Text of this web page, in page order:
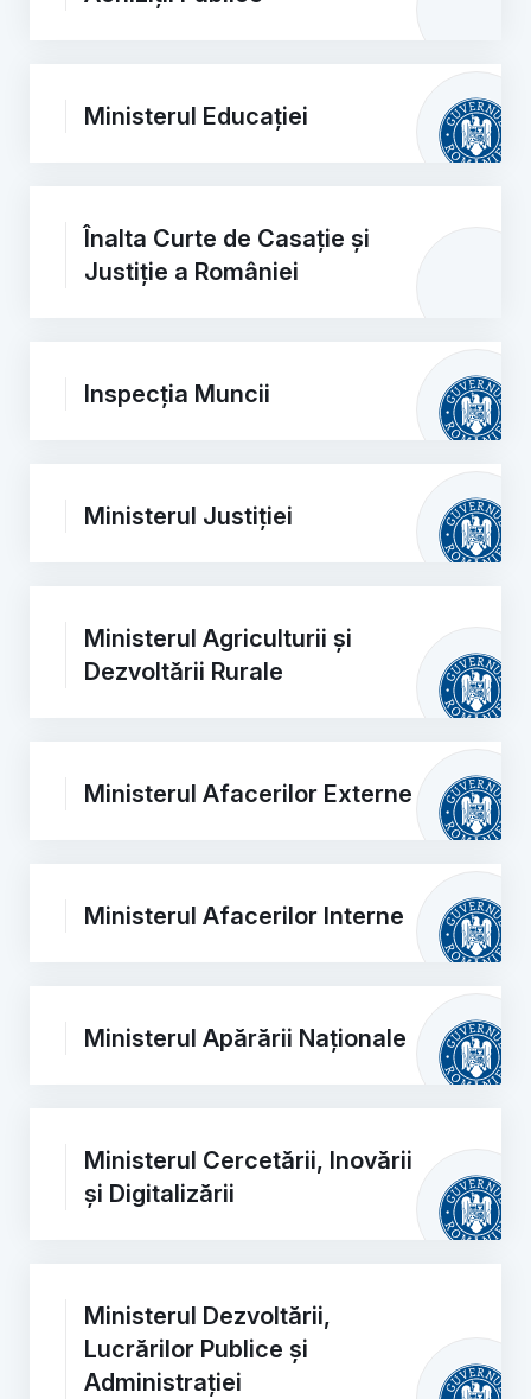
Ministerul Educației
Înalta Curte de Casație și
Justiție a României
Inspecția Muncii
Ministerul Justiției
Ministerul Agriculturii și
Dezvoltării Rurale
Ministerul Afacerilor Externe
Ministerul Afacerilor Interne
Ministerul Apărării Naționale
Ministerul Cercetării, Inovării
și Digitalizării
Ministerul Dezvoltării,
Lucrărilor Publice și
Administrației